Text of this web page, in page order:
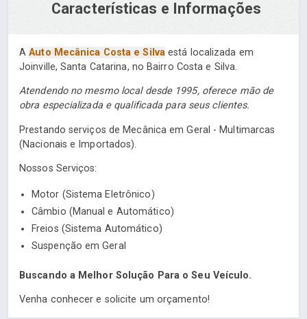
Características e Informações
AAuto Mecânica Costa e Silvaestá localizada em
Joinville, Santa Catarina, no Bairro Costa e Silva.
Atendendo no mesmo local desde 1995, oferece mão de
obra especializada e qualificada para seus clientes.
Prestando serviços de Mecânica em Geral - Multimarcas
(Nacionais e Importados).
Nossos Serviços:
Motor (Sistema Eletrônico)
Câmbio (Manual e Automático)
Freios (Sistema Automático)
Suspenção em Geral
Buscando a Melhor Solução Para o Seu Veículo.
Venha conhecer e solicite um orçamento!